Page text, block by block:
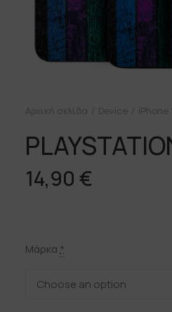
Αρχική σελίδα Device iPhone
14,90 €
Μάρκα *